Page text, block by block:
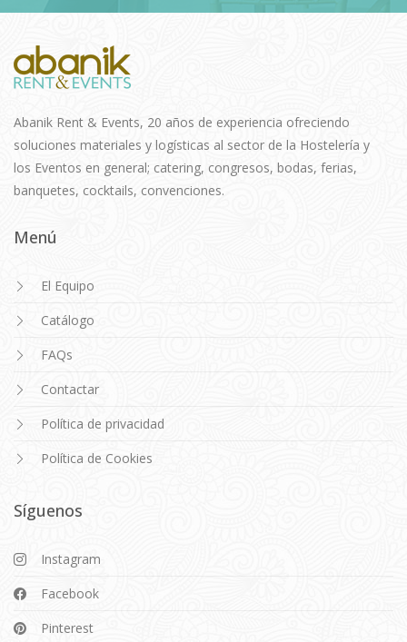
Abanik Rent & Events, 20 años de experiencia ofreciendo
soluciones materiales y logísticas al sector de la Hostelería y
los Eventos en general; catering, congresos, bodas, ferias,
banquetes, cocktails, convenciones.
Menú
El Equipo
Catálogo
FAQs
Contactar
Política de privacidad
Política de Cookies
Síguenos
Instagram
Facebook
Pinterest